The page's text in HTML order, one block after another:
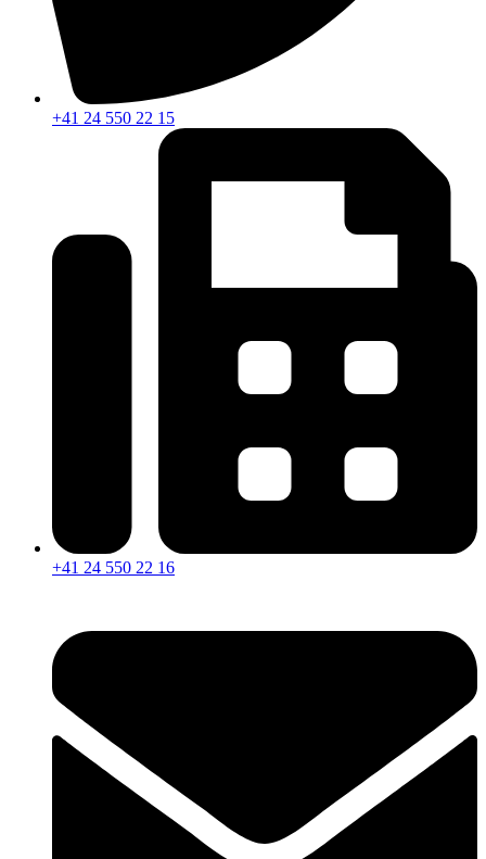
+41 24 550 22 15
+41 24 550 22 16